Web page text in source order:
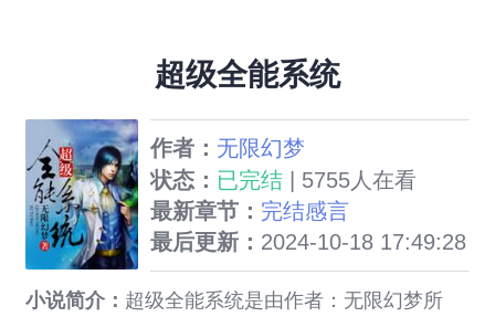
超级全能系统
作者： 无限幻梦
状态： 已完结 | 5755人在看
最新章节： 完结感言
最后更新： 2024-10-18 17:49:28
小说简介： 超级全能系统是由作者：无限幻梦所